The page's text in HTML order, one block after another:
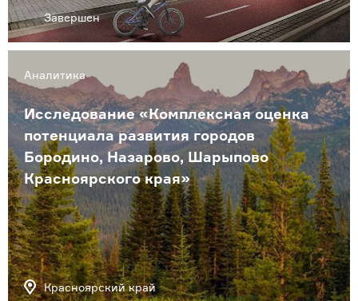
Завершен
Аналитика
Исследование «Комплексная оценка
потенциала развития городов
Бородино, Назарово, Шарыпово
Красноярского края»
Красноярский край